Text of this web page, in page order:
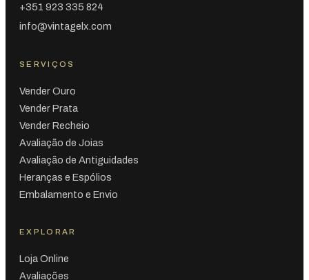
+351 923 335 824
info@vintagelx.com
SERVIÇOS
Vender Ouro
Vender Prata
Vender Recheio
Avaliação de Joias
Avaliação de Antiguidades
Heranças e Espólios
Embalamento e Envio
EXPLORAR
Loja Online
Avaliações